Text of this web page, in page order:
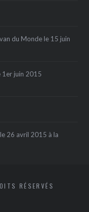
du Monde le 15 juin
1er juin 2015
26 avril 2015 à la
RÉSERVÉS